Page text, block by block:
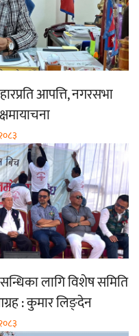
आपत्ति, नगरसभा
लागि विशेष समिति
: कुमार लिङ्देन